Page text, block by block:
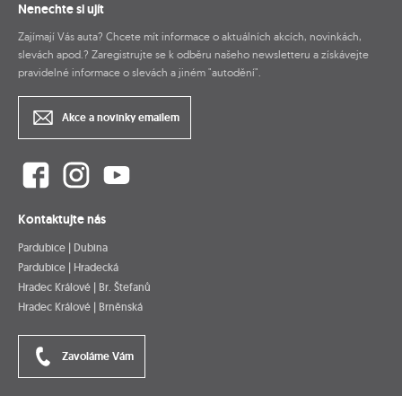
Nenechte si ujít
Zajímají Vás auta? Chcete mít informace o aktuálních akcích, novinkách,
slevách apod.? Zaregistrujte se k odběru našeho newsletteru a získávejte
pravidelné informace o slevách a jiném "autodění".
Akce a novinky emailem
Kontaktujte nás
Pardubice | Dubina
Pardubice | Hradecká
Hradec Králové | Br. Štefanů
Hradec Králové | Brněnská
Zavoláme Vám